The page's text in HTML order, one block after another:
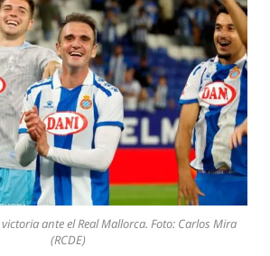
ante el Real Mallorca. Foto: Carlos Mira
(RCDE)